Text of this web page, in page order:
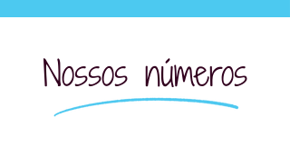
Nossos números